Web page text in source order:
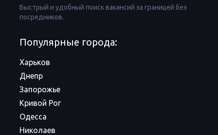
Быстрый и удобный поиск вакансий за границей без
посредников.
Популярные города:
Харьков
Днепр
Запорожье
Кривой Рог
Одесса
Николаев